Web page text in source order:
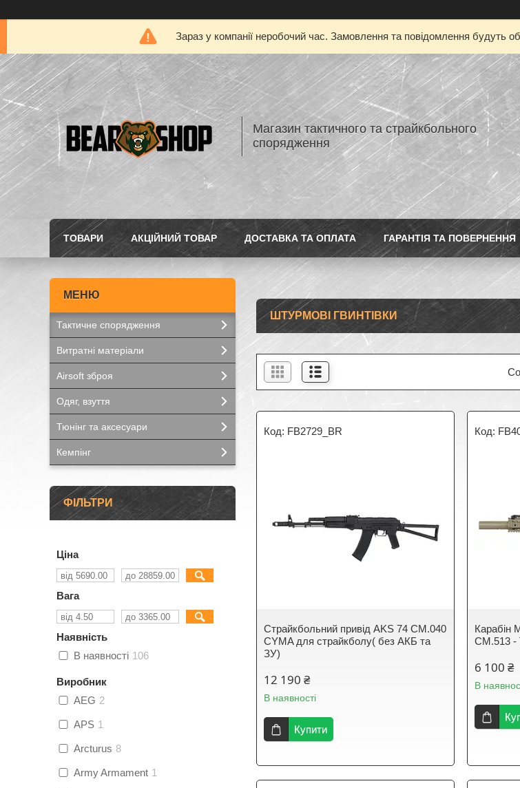
Зараз у компанії неробочий час. Замовлення та повідомлення будуть
Магазин тактичного та страйкбольного
спорядження
ТОВАРИ АКЦІЙНИЙ ТОВАР ДОСТАВКА ТА ОПЛАТА ГАРАНТІЯ ТА ПОВЕРНЕННЯ
ШТУРМОВІ ГВИНТІВКИ
FB2729_BR
Страйкбольний привід AKS 74 CM.040
CYMA для страйкболу( без АКБ та
ЗУ)
12 190 ₴
В наявності
Купити
Карабін
CM.513 -
6 100 ₴
В
Тактичне спорядження
Витратні матеріали
Airsoft зброя
Одяг, взуття
Тюнінг та аксесуари
Кемпінг
ФІЛЬТРИ
Ціна
Вага
Наявність
В наявності 106
Виробник
AEG 2
APS 1
Arcturus 8
Army Armament 1